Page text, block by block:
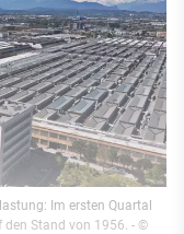
Im ersten Quartal
Stand von 1956. - ©